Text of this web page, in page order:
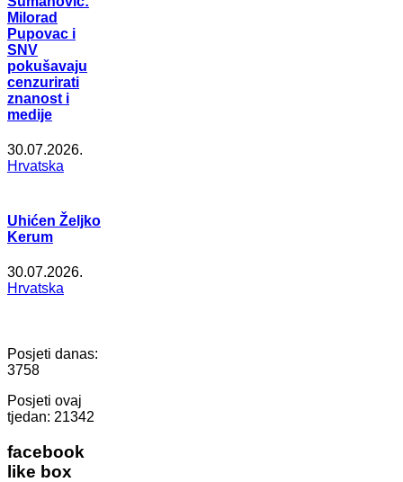
Milorad
Pupovac i
SNV
pokušavaju
cenzurirati
znanost i
medije
30.07.2026.
Hrvatska
Uhićen Željko
Kerum
30.07.2026.
Hrvatska
Posjeti danas:
3758
Posjeti ovaj
tjedan: 21342
facebook
like box